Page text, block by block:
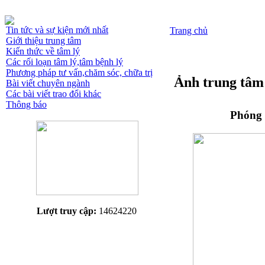
Tin tức và sự kiện mới nhất
Giới thiệu trung tâm
Kiến thức về tâm lý
Các rối loạn tâm lý,tâm bệnh lý
Phương pháp tư vấn,chăm sóc, chữa trị
Bài viết chuyên ngành
Các bài viết trao đổi khác
Thông báo
Lượt truy cập: 14624220
Trang chủ
Ảnh trung tâm